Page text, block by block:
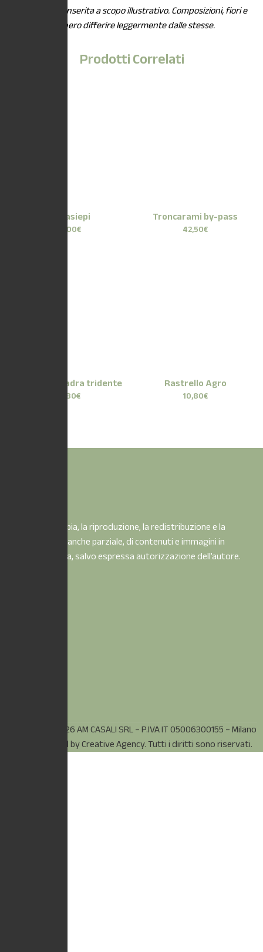
*L’immagine è inserita a scopo illustrativo. Composizioni, fiori e
piante potrebbero differire leggermente dalle stesse.
Prodotti Correlati
Tagliasiepi
40,00€
Troncarami by-pass
42,50€
Zappetta quadra tridente
10,80€
Rastrello Agro
10,80€
È vietata la copia, la riproduzione, la redistribuzione e la
pubblicazione, anche parziale, di contenuti e immagini in
qualsiasi forma, salvo espressa autorizzazione dell’autore.
© Copyright 2026 AM CASALI SRL – P.IVA IT 05006300155 – Milano
(MI) – Powered byCreative Agency.Tutti i diritti sono riservati.